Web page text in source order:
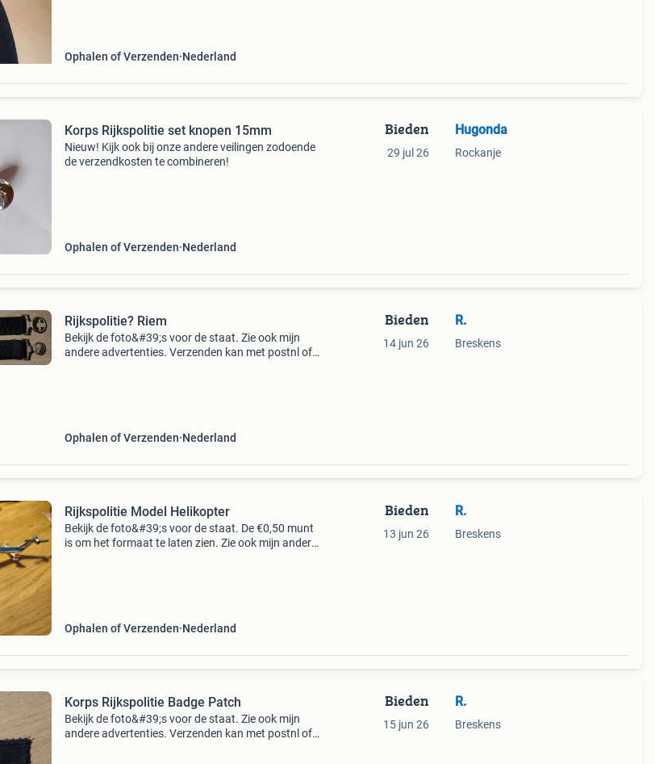
Ophalen of Verzenden Nederland
Korps Rijkspolitie set knopen 15mm
Nieuw! Kijk ook bij onze andere veilingen zodoende
de verzendkosten te combineren!
Ophalen of Verzenden Nederland
Bieden
29 jul 26
Hugonda
Rockanje
Rijkspolitie? Riem
Bekijk de foto&#39;s voor de staat. Zie ook mijn
andere advertenties. Verzenden kan met postnl of
Ophalen of Verzenden Nederland
Bieden
14 jun 26
R.
Breskens
Rijkspolitie Model Helikopter
Bekijk de foto&#39;s voor de staat. De €0,50 munt
is om het formaat te laten zien. Zie ook mijn andere
Ophalen of Verzenden Nederland
Bieden
13 jun 26
R.
Breskens
Korps Rijkspolitie Badge Patch
Bekijk de foto&#39;s voor de staat. Zie ook mijn
andere advertenties. Verzenden kan met postnl of
Bieden
15 jun 26
R.
Breskens